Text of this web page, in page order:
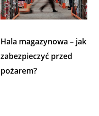
Hala magazynowa – jak
zabezpieczyć przed
pożarem?